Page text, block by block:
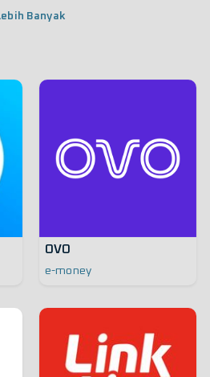
Banyak
OVO
e-money